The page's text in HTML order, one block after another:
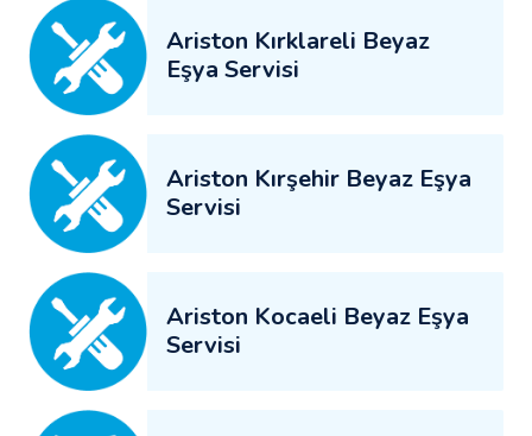
Ariston Kırklareli Beyaz
Eşya Servisi
Ariston Kırşehir Beyaz Eşya
Servisi
Ariston Kocaeli Beyaz Eşya
Servisi